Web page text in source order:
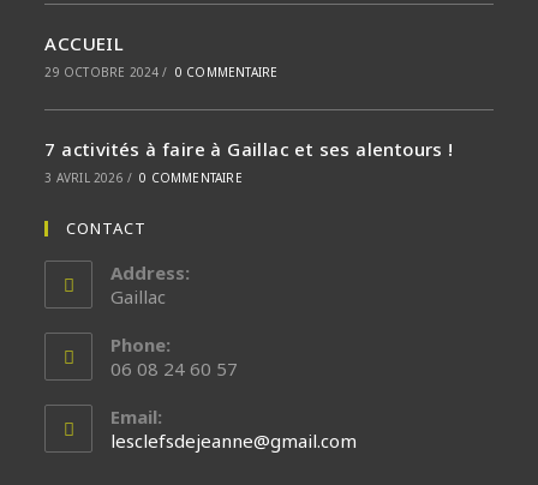
ACCUEIL
29 OCTOBRE 2024 / 0 COMMENTAIRE
7 activités à faire à Gaillac et ses alentours !
3 AVRIL 2026 / 0 COMMENTAIRE
CONTACT
Address:
Gaillac
Phone:
06 08 24 60 57
Email:
lesclefsdejeanne@gmail.com